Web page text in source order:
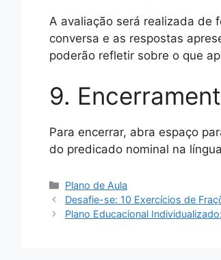
A avaliação será realizada de
conversa e as respostas
poderão refletir sobre o que
9.
Para encerrar, abra espaço
do predicado nominal na
Categorias
Plano de Aula
Desafie-se: 10 Exercícios de
Plano Educacional